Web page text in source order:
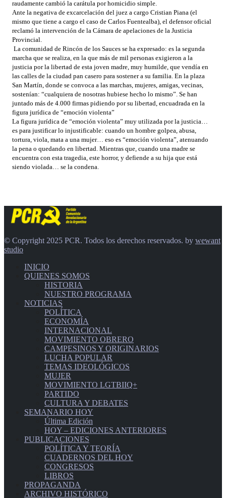
raudamente cambió la carátula por homicidio simple.
Ante la negativa de excarcelación del juez a cargo Cristian Piana (el
mismo que tiene a cargo el caso de Carlos Fuentealba), el defensor oficial
reclamó la intervención de la Cámara de apelaciones de la Justicia
Provincial.
La comunidad de Rincón de los Sauces se ha expresado: es la segunda
marcha que se realiza, en la que más de mil personas exigieron a la
justicia por la libertad de esta joven madre, muy humilde, que vendía en
las calles de la ciudad pan casero para sostener a su familia. En la plaza
San Martín, donde se convoca a las marchas, mujeres, amigas, vecinas,
sostenían: “cualquiera de nosotras hubiese hecho lo mismo”. Se han
juntado más de 4.000 firmas pidiendo por su libertad, encuadrada en la
figura jurídica de “emoción violenta”
La figura jurídica de “emoción violenta” muy utilizada por la justicia…
es para justificar lo injustificable: cuando un hombre golpea, abusa,
tortura, viola, mata a una mujer… eso es “emoción violenta”, atenuando
la pena o quedando en libertad. Mientras que, cuando una madre se
encuentra con esta tragedia, este horror, y defiende a su hija que está
siendo violada… se la condena.
© Copyright 2025 PCR. Todos los derechos reservados. by wewant
studio
INICIO
QUIENES SOMOS
HISTORIA
NUESTRO PROGRAMA
NOTICIAS
POLÍTICA
ECONOMÍA
INTERNACIONAL
MOVIMIENTO OBRERO
CAMPESINOS Y ORIGINARIOS
LUCHA POPULAR
TEMAS IDEOLÓGICOS
MUJER
MOVIMIENTO LGTBIIQ+
PARTIDO
CULTURA Y DEBATES
SEMANARIO HOY
Última Edición
HOY – EDICIONES ANTERIORES
PUBLICACIONES
POLÍTICA Y TEORÍA
CUADERNOS DEL HOY
CONGRESOS
LIBROS
PROPAGANDA
ARCHIVO HISTÓRICO